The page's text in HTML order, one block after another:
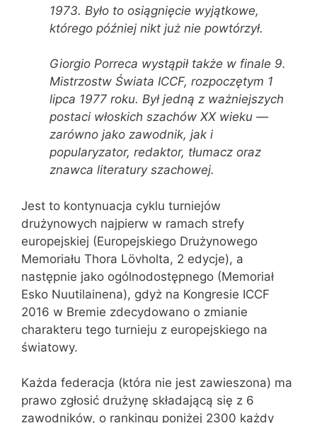
1973. Było to osiągnięcie wyjątkowe,
którego później nikt już nie powtórzył.
Giorgio Porreca wystąpił także w finale 9.
Mistrzostw Świata ICCF, rozpoczętym 1
lipca 1977 roku. Był jedną z ważniejszych
postaci włoskich szachów XX wieku —
zarówno jako zawodnik, jak i
popularyzator, redaktor, tłumacz oraz
znawca literatury szachowej.
Jest to kontynuacja cyklu turniejów
drużynowych najpierw w ramach strefy
europejskiej (Europejskiego Drużynowego
Memoriału Thora Lövholta, 2 edycje), a
następnie jako ogólnodostępnego (Memoriał
Esko Nuutilainena), gdyż na Kongresie ICCF
2016 w Bremie zdecydowano o zmianie
charakteru tego turnieju z europejskiego na
światowy.
Każda federacja (która nie jest zawieszona) ma
prawo zgłosić drużynę składającą się z 6
zawodników, o rankingu poniżej 2300 każdy